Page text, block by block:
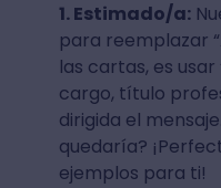
1. Estimado/a:
para reemplazar
las cartas, es usar
cargo, título
dirigida el
quedaría?
ejemplos para ti!